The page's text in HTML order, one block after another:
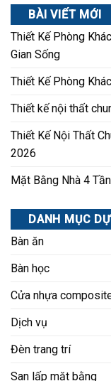
BÀI VIẾT MỚI
Thiết Kế Phòng
Gian Sống
Thiết Kế Phòng
Thiết kế nội thất
Thiết Kế Nội Thất
2026
Mặt Bằng Nhà 4
DANH MỤC
Bàn ăn
Bàn học
Cửa nhựa
Dịch vụ
Đèn trang trí
San lấp mặt bằng